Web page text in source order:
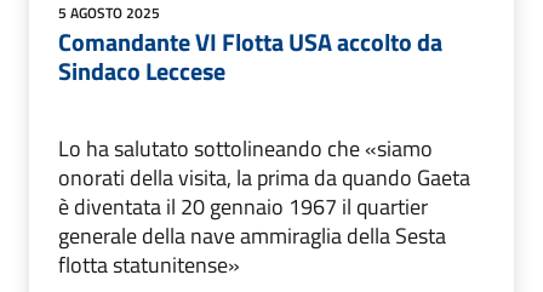
5 AGOSTO 2025
Comandante VI Flotta USA accolto da
Sindaco Leccese
Lo ha salutato sottolineando che «siamo
onorati della visita, la prima da quando Gaeta
è diventata il 20 gennaio 1967 il quartier
generale della nave ammiraglia della Sesta
flotta statunitense»